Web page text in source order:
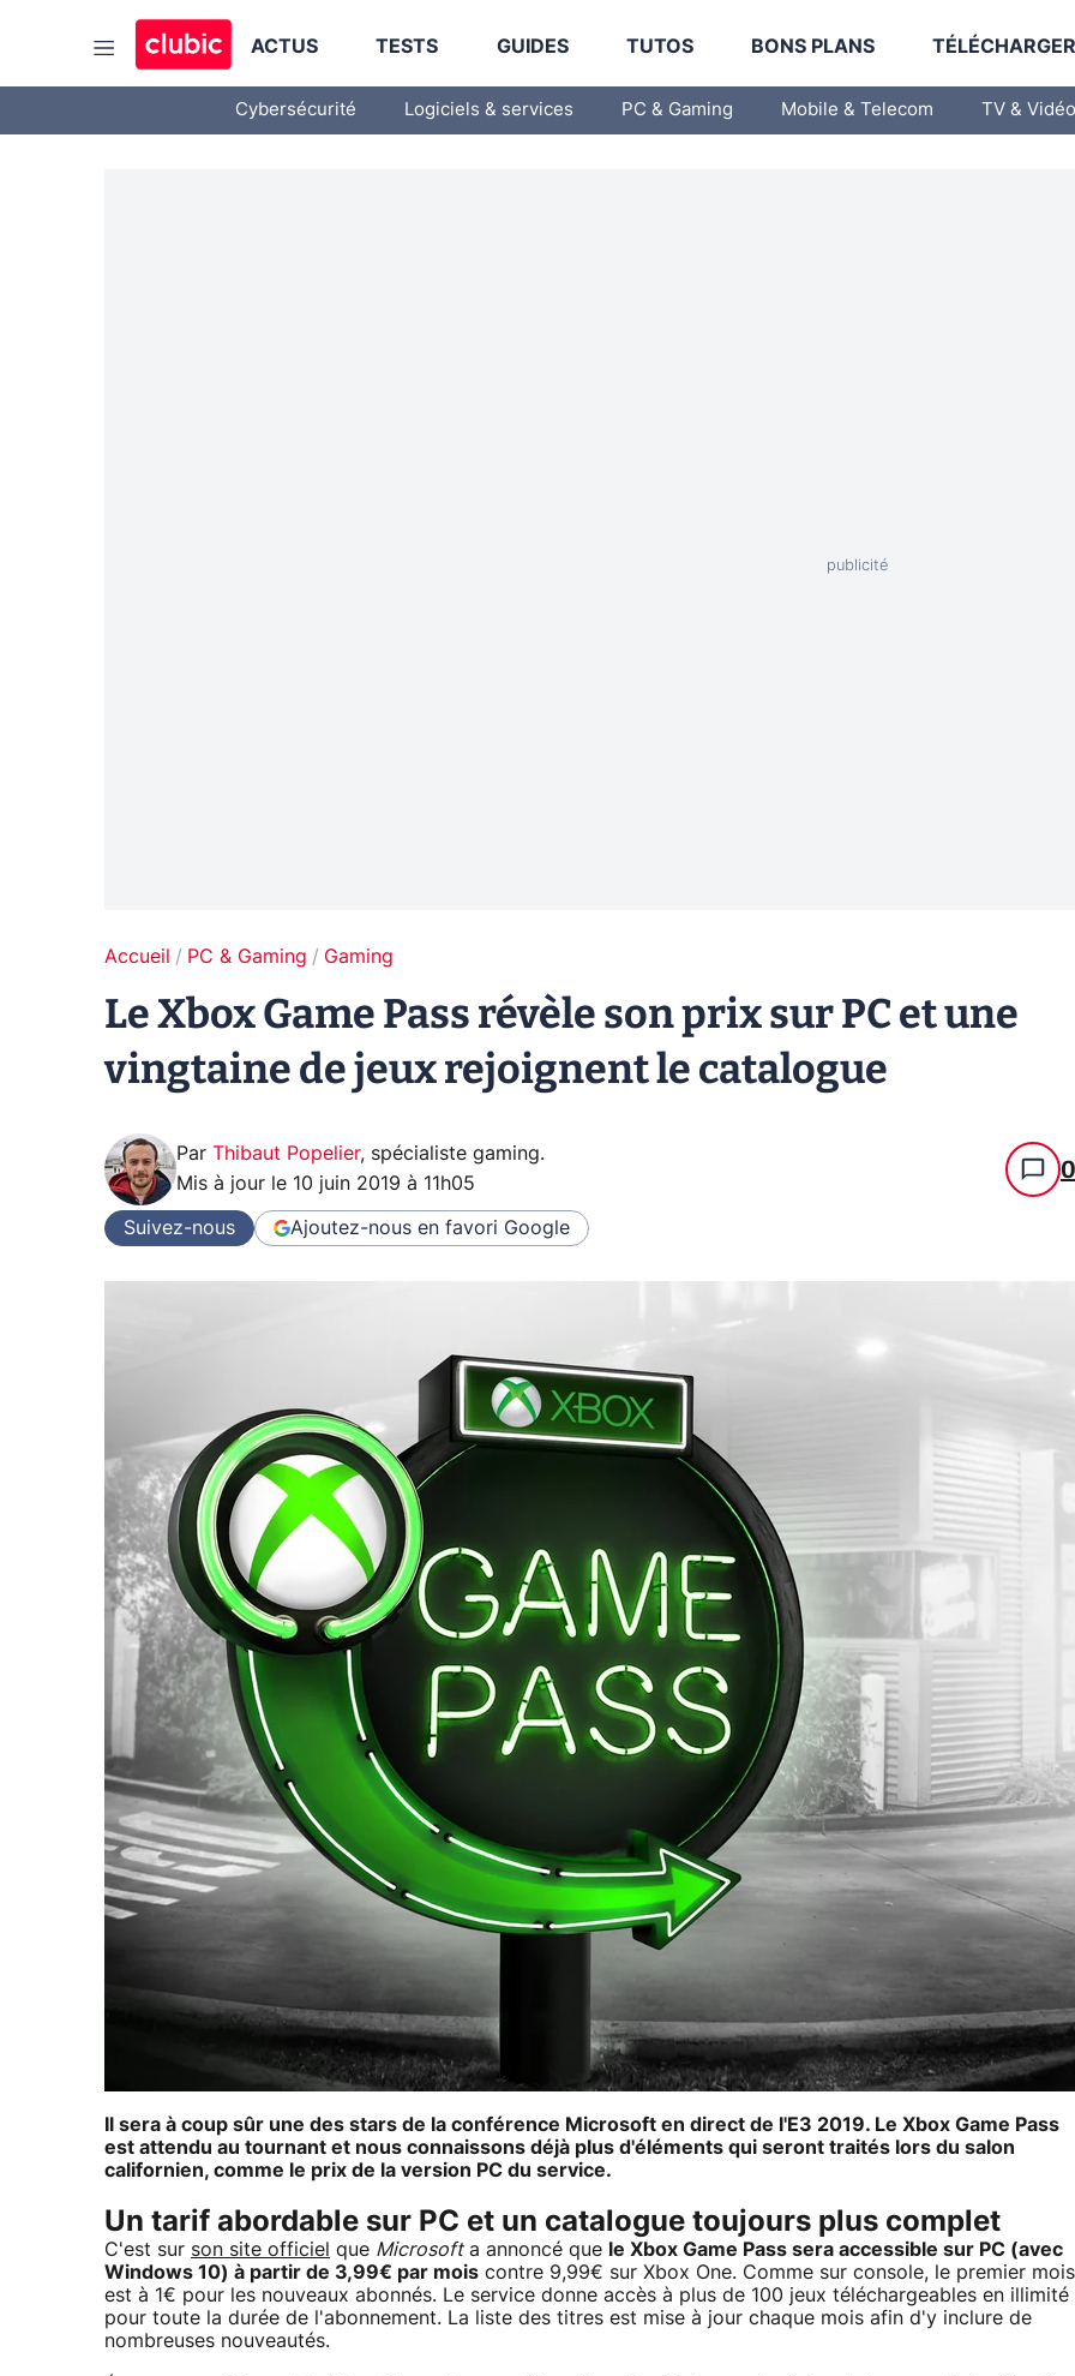
ACTUS TESTS GUIDES TUTOS BONS PLANS
Cybersécurité Logiciels & services PC & Gaming Mobile & Telecom TV & Vidéo
Accueil PC & Gaming Gaming
Le Xbox Game Pass révèle son prix sur PC et une
vingtaine de jeux rejoignent le catalogue
Par Thibaut Popelier, spécialiste gaming.
Mis à jour le 10 juin 2019 à 11h05 0
Suivez-nous Ajoutez-nous en favori Google
Il sera à coup sûr une des stars de la conférence Microsoft en direct de l'E3 2019. Le Xbox Game Pass
est attendu au tournant et nous connaissons déjà plus d'éléments qui seront traités lors du salon
californien, comme le prix de la version PC du service.
Un tarif abordable sur PC et un catalogue toujours plus complet
C'est sur son site officiel que Microsofta annoncé que le Xbox Game Pass sera accessible sur PC (avec
Windows 10) à partir de 3,99€ par mois contre 9,99€ sur Xbox One. Comme sur console, le premier mois
est à 1€ pour les nouveaux abonnés. Le service donne accès à plus de 100 jeux téléchargeables en illimité
pour toute la durée de l'abonnement. La liste des titres est mise à jour chaque mois afin d'y inclure de
nombreuses nouveautés.